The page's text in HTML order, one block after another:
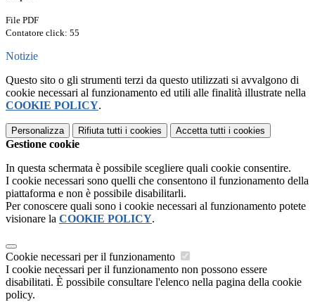
File PDF
Contatore click: 55
Notizie
Questo sito o gli strumenti terzi da questo utilizzati si avvalgono di
cookie necessari al funzionamento ed utili alle finalità illustrate nella
COOKIE POLICY.
Personalizza Rifiuta tutti i cookies Accetta tutti i cookies
Gestione cookie
In questa schermata è possibile scegliere quali cookie consentire.
I cookie necessari sono quelli che consentono il funzionamento della
piattaforma e non è possibile disabilitarli.
Per conoscere quali sono i cookie necessari al funzionamento potete
visionare la COOKIE POLICY.
Cookie necessari per il funzionamento
I cookie necessari per il funzionamento non possono essere
disabilitati. È possibile consultare l'elenco nella pagina della cookie
policy.